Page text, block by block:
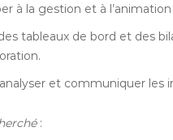
à la gestion et à
tableaux de bord et des
et communiquer les
: